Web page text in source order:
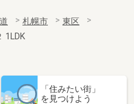
札幌市
東区
1LDK
「住みたい街」
を見つけよう